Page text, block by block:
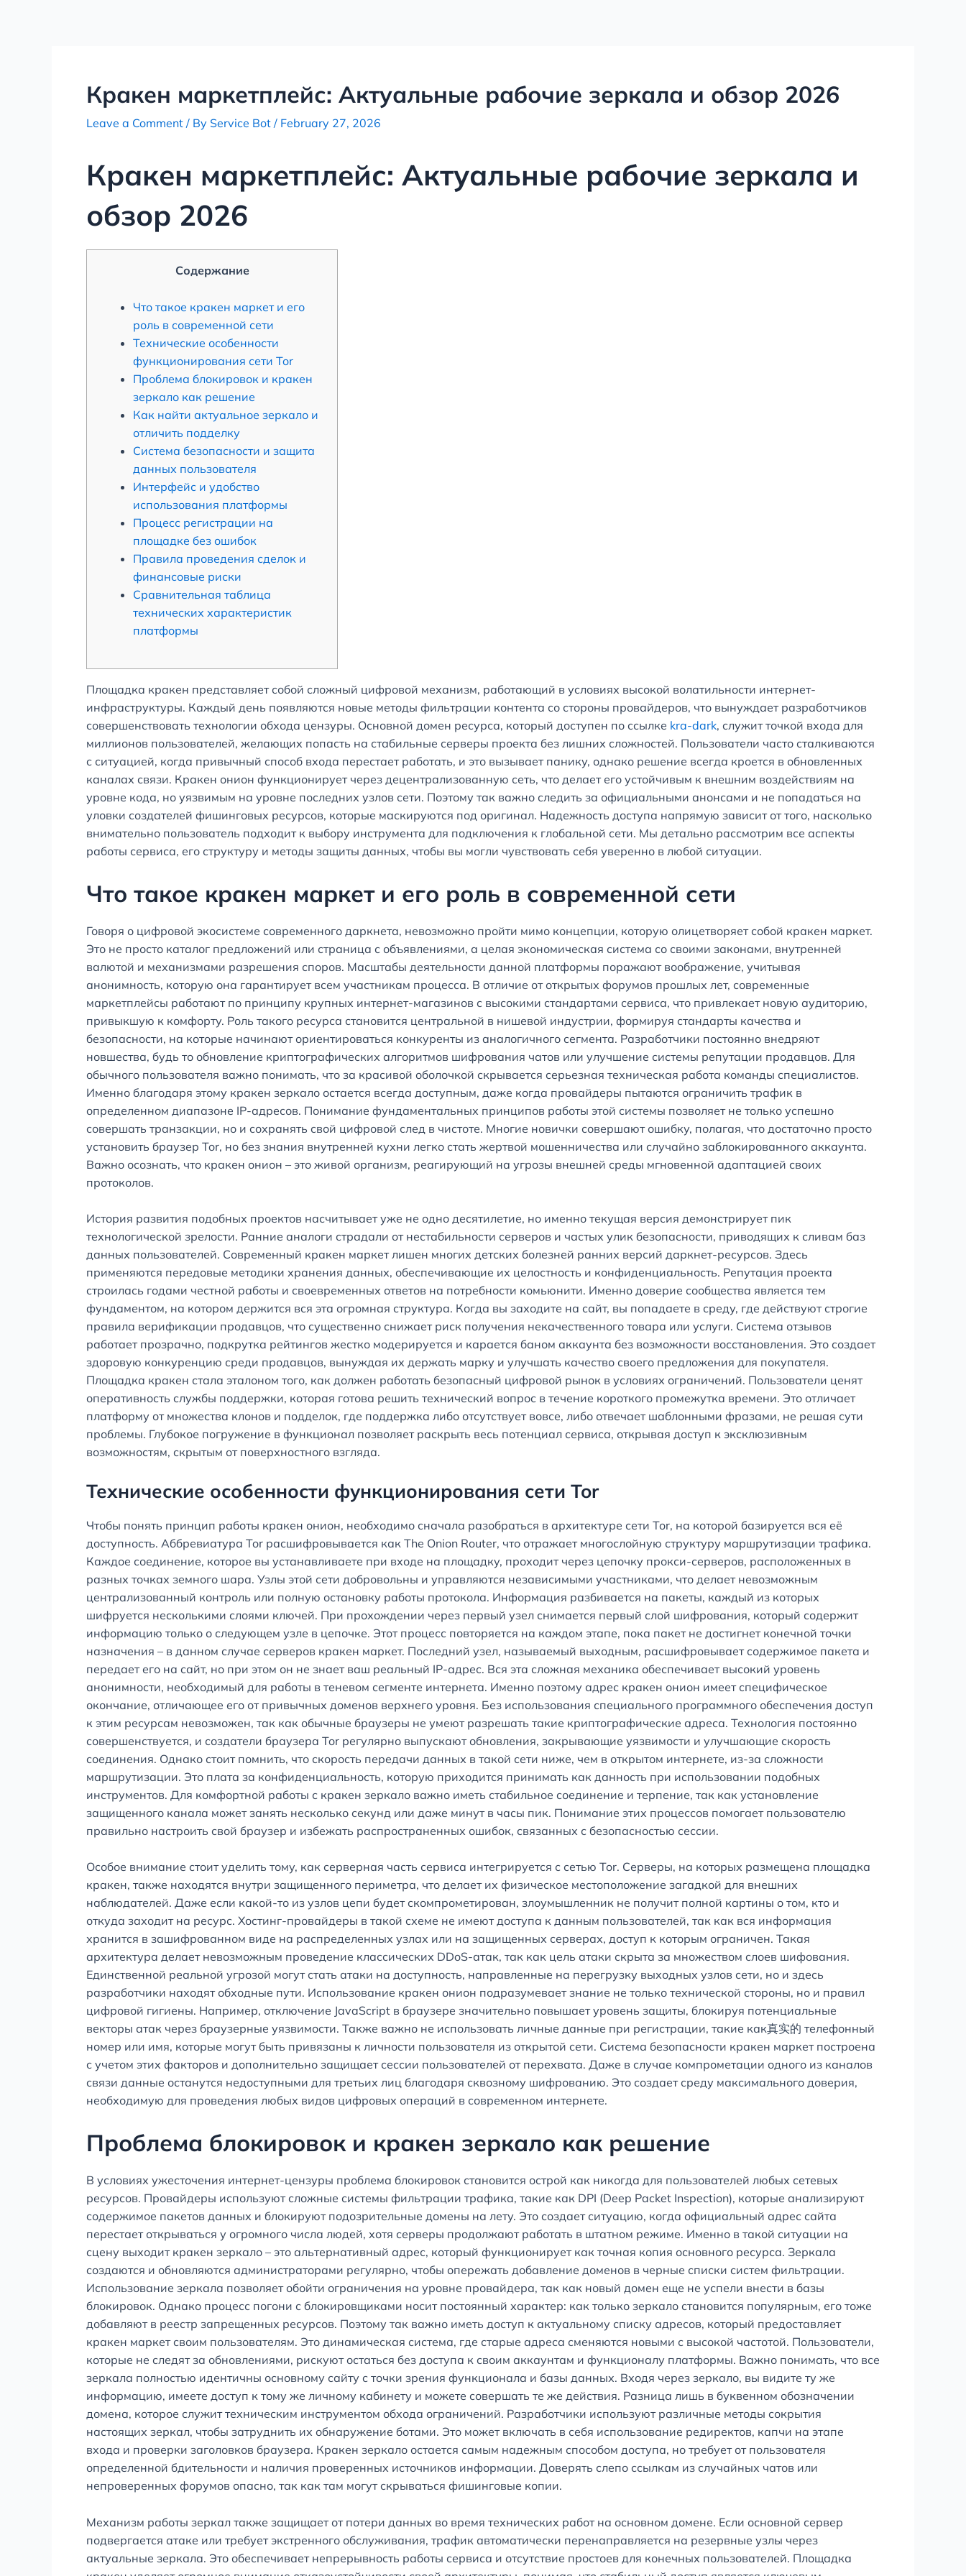
Кракен маркетплейс: Актуальные рабочие зеркала и обзор 2026
Leave a Comment / By Service Bot / February 27, 2026
Кракен маркетплейс: Актуальные рабочие зеркала и
обзор 2026
Содержание
Что такое кракен маркет и его
роль в современной сети
Технические особенности
функционирования сети Tor
Проблема блокировок и кракен
зеркало как решение
Как найти актуальное зеркало и
отличить подделку
Система безопасности и защита
данных пользователя
Интерфейс и удобство
использования платформы
Процесс регистрации на
площадке без ошибок
Правила проведения сделок и
финансовые риски
Сравнительная таблица
технических характеристик
платформы
Площадка кракен представляет собой сложный цифровой механизм, работающий в условиях высокой волатильности интернет-
инфраструктуры. Каждый день появляются новые методы фильтрации контента со стороны провайдеров, что вынуждает разработчиков
совершенствовать технологии обхода цензуры. Основной домен ресурса, который доступен по ссылке kra-dark, служит точкой входа для
миллионов пользователей, желающих попасть на стабильные серверы проекта без лишних сложностей. Пользователи часто сталкиваются
с ситуацией, когда привычный способ входа перестает работать, и это вызывает панику, однако решение всегда кроется в обновленных
каналах связи. Кракен онион функционирует через децентрализованную сеть, что делает его устойчивым к внешним воздействиям на
уровне кода, но уязвимым на уровне последних узлов сети. Поэтому так важно следить за официальными анонсами и не попадаться на
уловки создателей фишинговых ресурсов, которые маскируются под оригинал. Надежность доступа напрямую зависит от того, насколько
внимательно пользователь подходит к выбору инструмента для подключения к глобальной сети. Мы детально рассмотрим все аспекты
работы сервиса, его структуру и методы защиты данных, чтобы вы могли чувствовать себя уверенно в любой ситуации.
Что такое кракен маркет и его роль в современной сети
Говоря о цифровой экосистеме современного даркнета, невозможно пройти мимо концепции, которую олицетворяет собой кракен маркет.
Это не просто каталог предложений или страница с объявлениями, а целая экономическая система со своими законами, внутренней
валютой и механизмами разрешения споров. Масштабы деятельности данной платформы поражают воображение, учитывая
анонимность, которую она гарантирует всем участникам процесса. В отличие от открытых форумов прошлых лет, современные
маркетплейсы работают по принципу крупных интернет-магазинов с высокими стандартами сервиса, что привлекает новую аудиторию,
привыкшую к комфорту. Роль такого ресурса становится центральной в нишевой индустрии, формируя стандарты качества и
безопасности, на которые начинают ориентироваться конкуренты из аналогичного сегмента. Разработчики постоянно внедряют
новшества, будь то обновление криптографических алгоритмов шифрования чатов или улучшение системы репутации продавцов. Для
обычного пользователя важно понимать, что за красивой оболочкой скрывается серьезная техническая работа команды специалистов.
Именно благодаря этому кракен зеркало остается всегда доступным, даже когда провайдеры пытаются ограничить трафик в
определенном диапазоне IP-адресов. Понимание фундаментальных принципов работы этой системы позволяет не только успешно
совершать транзакции, но и сохранять свой цифровой след в чистоте. Многие новички совершают ошибку, полагая, что достаточно просто
установить браузер Tor, но без знания внутренней кухни легко стать жертвой мошенничества или случайно заблокированного аккаунта.
Важно осознать, что кракен онион – это живой организм, реагирующий на угрозы внешней среды мгновенной адаптацией своих
протоколов.
История развития подобных проектов насчитывает уже не одно десятилетие, но именно текущая версия демонстрирует пик
технологической зрелости. Ранние аналоги страдали от нестабильности серверов и частых улик безопасности, приводящих к сливам баз
данных пользователей. Современный кракен маркет лишен многих детских болезней ранних версий даркнет-ресурсов. Здесь
применяются передовые методики хранения данных, обеспечивающие их целостность и конфиденциальность. Репутация проекта
строилась годами честной работы и своевременных ответов на потребности комьюнити. Именно доверие сообщества является тем
фундаментом, на котором держится вся эта огромная структура. Когда вы заходите на сайт, вы попадаете в среду, где действуют строгие
правила верификации продавцов, что существенно снижает риск получения некачественного товара или услуги. Система отзывов
работает прозрачно, подкрутка рейтингов жестко модерируется и карается баном аккаунта без возможности восстановления. Это создает
здоровую конкуренцию среди продавцов, вынуждая их держать марку и улучшать качество своего предложения для покупателя.
Площадка кракен стала эталоном того, как должен работать безопасный цифровой рынок в условиях ограничений. Пользователи ценят
оперативность службы поддержки, которая готова решить технический вопрос в течение короткого промежутка времени. Это отличает
платформу от множества клонов и подделок, где поддержка либо отсутствует вовсе, либо отвечает шаблонными фразами, не решая сути
проблемы. Глубокое погружение в функционал позволяет раскрыть весь потенциал сервиса, открывая доступ к эксклюзивным
возможностям, скрытым от поверхностного взгляда.
Технические особенности функционирования сети Tor
Чтобы понять принцип работы кракен онион, необходимо сначала разобраться в архитектуре сети Tor, на которой базируется вся её
доступность. Аббревиатура Tor расшифровывается как The Onion Router, что отражает многослойную структуру маршрутизации трафика.
Каждое соединение, которое вы устанавливаете при входе на площадку, проходит через цепочку прокси-серверов, расположенных в
разных точках земного шара. Узлы этой сети добровольны и управляются независимыми участниками, что делает невозможным
централизованный контроль или полную остановку работы протокола. Информация разбивается на пакеты, каждый из которых
шифруется несколькими слоями ключей. При прохождении через первый узел снимается первый слой шифрования, который содержит
информацию только о следующем узле в цепочке. Этот процесс повторяется на каждом этапе, пока пакет не достигнет конечной точки
назначения – в данном случае серверов кракен маркет. Последний узел, называемый выходным, расшифровывает содержимое пакета и
передает его на сайт, но при этом он не знает ваш реальный IP-адрес. Вся эта сложная механика обеспечивает высокий уровень
анонимности, необходимый для работы в теневом сегменте интернета. Именно поэтому адрес кракен онион имеет специфическое
окончание, отличающее его от привычных доменов верхнего уровня. Без использования специального программного обеспечения доступ
к этим ресурсам невозможен, так как обычные браузеры не умеют разрешать такие криптографические адреса. Технология постоянно
совершенствуется, и создатели браузера Tor регулярно выпускают обновления, закрывающие уязвимости и улучшающие скорость
соединения. Однако стоит помнить, что скорость передачи данных в такой сети ниже, чем в открытом интернете, из-за сложности
маршрутизации. Это плата за конфиденциальность, которую приходится принимать как данность при использовании подобных
инструментов. Для комфортной работы с кракен зеркало важно иметь стабильное соединение и терпение, так как установление
защищенного канала может занять несколько секунд или даже минут в часы пик. Понимание этих процессов помогает пользователю
правильно настроить свой браузер и избежать распространенных ошибок, связанных с безопасностью сессии.
Особое внимание стоит уделить тому, как серверная часть сервиса интегрируется с сетью Tor. Серверы, на которых размещена площадка
кракен, также находятся внутри защищенного периметра, что делает их физическое местоположение загадкой для внешних
наблюдателей. Даже если какой-то из узлов цепи будет скомпрометирован, злоумышленник не получит полной картины о том, кто и
откуда заходит на ресурс. Хостинг-провайдеры в такой схеме не имеют доступа к данным пользователей, так как вся информация
хранится в зашифрованном виде на распределенных узлах или на защищенных серверах, доступ к которым ограничен. Такая
архитектура делает невозможным проведение классических DDoS-атак, так как цель атаки скрыта за множеством слоев шифования.
Единственной реальной угрозой могут стать атаки на доступность, направленные на перегрузку выходных узлов сети, но и здесь
разработчики находят обходные пути. Использование кракен онион подразумевает знание не только технической стороны, но и правил
цифровой гигиены. Например, отключение JavaScript в браузере значительно повышает уровень защиты, блокируя потенциальные
векторы атак через браузерные уязвимости. Также важно не использовать личные данные при регистрации, такие как真实的 телефонный
номер или имя, которые могут быть привязаны к личности пользователя из открытой сети. Система безопасности кракен маркет построена
с учетом этих факторов и дополнительно защищает сессии пользователей от перехвата. Даже в случае компрометации одного из каналов
связи данные останутся недоступными для третьих лиц благодаря сквозному шифрованию. Это создает среду максимального доверия,
необходимую для проведения любых видов цифровых операций в современном интернете.
Проблема блокировок и кракен зеркало как решение
В условиях ужесточения интернет-цензуры проблема блокировок становится острой как никогда для пользователей любых сетевых
ресурсов. Провайдеры используют сложные системы фильтрации трафика, такие как DPI (Deep Packet Inspection), которые анализируют
содержимое пакетов данных и блокируют подозрительные домены на лету. Это создает ситуацию, когда официальный адрес сайта
перестает открываться у огромного числа людей, хотя серверы продолжают работать в штатном режиме. Именно в такой ситуации на
сцену выходит кракен зеркало – это альтернативный адрес, который функционирует как точная копия основного ресурса. Зеркала
создаются и обновляются администраторами регулярно, чтобы опережать добавление доменов в черные списки систем фильтрации.
Использование зеркала позволяет обойти ограничения на уровне провайдера, так как новый домен еще не успели внести в базы
блокировок. Однако процесс погони с блокировщиками носит постоянный характер: как только зеркало становится популярным, его тоже
добавляют в реестр запрещенных ресурсов. Поэтому так важно иметь доступ к актуальному списку адресов, который предоставляет
кракен маркет своим пользователям. Это динамическая система, где старые адреса сменяются новыми с высокой частотой. Пользователи,
которые не следят за обновлениями, рискуют остаться без доступа к своим аккаунтам и функционалу платформы. Важно понимать, что все
зеркала полностью идентичны основному сайту с точки зрения функционала и базы данных. Входя через зеркало, вы видите ту же
информацию, имеете доступ к тому же личному кабинету и можете совершать те же действия. Разница лишь в буквенном обозначении
домена, которое служит техническим инструментом обхода ограничений. Разработчики используют различные методы сокрытия
настоящих зеркал, чтобы затруднить их обнаружение ботами. Это может включать в себя использование редиректов, капчи на этапе
входа и проверки заголовков браузера. Кракен зеркало остается самым надежным способом доступа, но требует от пользователя
определенной бдительности и наличия проверенных источников информации. Доверять слепо ссылкам из случайных чатов или
непроверенных форумов опасно, так как там могут скрываться фишинговые копии.
Механизм работы зеркал также защищает от потери данных во время технических работ на основном домене. Если основной сервер
подвергается атаке или требует экстренного обслуживания, трафик автоматически перенаправляется на резервные узлы через
актуальные зеркала. Это обеспечивает непрерывность работы сервиса и отсутствие простоев для конечных пользователей. Площадка